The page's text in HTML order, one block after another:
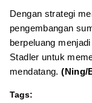
Dengan strategi
pengembangan
berpeluang
Stadler untuk
mendatang.(Ning/
Tags: